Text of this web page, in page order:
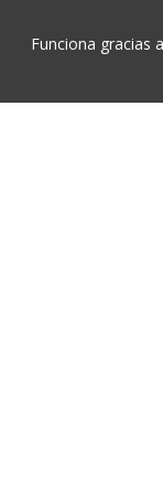
Funciona gracias